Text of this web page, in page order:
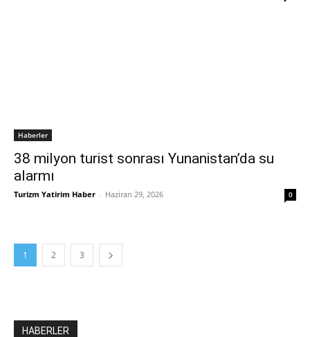
Haberler
38 milyon turist sonrası Yunanistan’da su
alarmı
Turizm Yatirim Haber - Haziran 29, 2026 0
1 2 3
HABERLER